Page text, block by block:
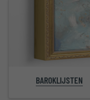
BAROKLIJSTEN